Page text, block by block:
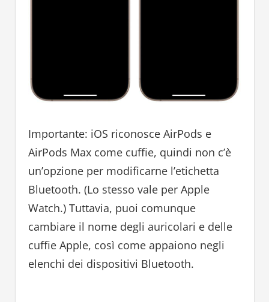
Importante: iOS riconosce AirPods e
AirPods Max come cuffie, quindi non c’è
un’opzione per modificarne l’etichetta
Bluetooth. (Lo stesso vale per Apple
Watch.) Tuttavia, puoi comunque
cambiare il nome degli auricolari e delle
cuffie Apple, così come appaiono negli
elenchi dei dispositivi Bluetooth.